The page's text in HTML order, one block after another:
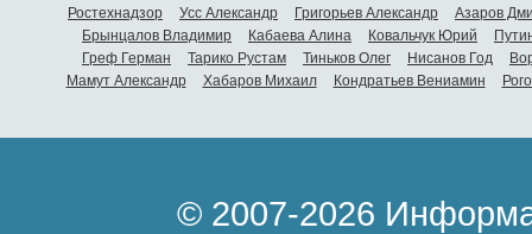
Ростехнадзор
Усс Александр Григорьев Александр
Азаров
Брынцалов Владимир
Кабаева Алина Ковальчук Юрий
Греф Герман
Тарико Рустам Тиньков Олег Нисанов Год
Мамут Александр
Хабаров Михаил Кондратьев Вениамин
© 2007-2026